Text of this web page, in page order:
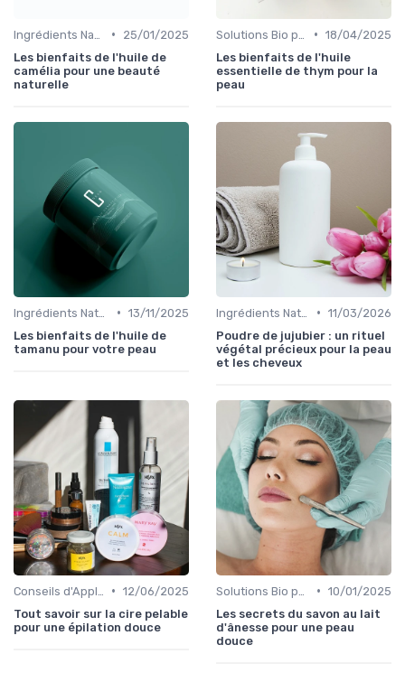
•
25/01/2025
Les bienfaits de l'huile de
camélia pour une beauté
naturelle
• 18/04/2025
Les bienfaits de l'huile
essentielle de thym pour la
peau
• 13/11/2025
Les bienfaits de l'huile de
tamanu pour votre peau
• 11/03/2026
Poudre de jujubier : un rituel
végétal précieux pour la peau
et les cheveux
• 12/06/2025
Tout savoir sur la cire pelable
pour une épilation douce
• 10/01/2025
Les secrets du savon au lait
d'ânesse pour une peau
douce